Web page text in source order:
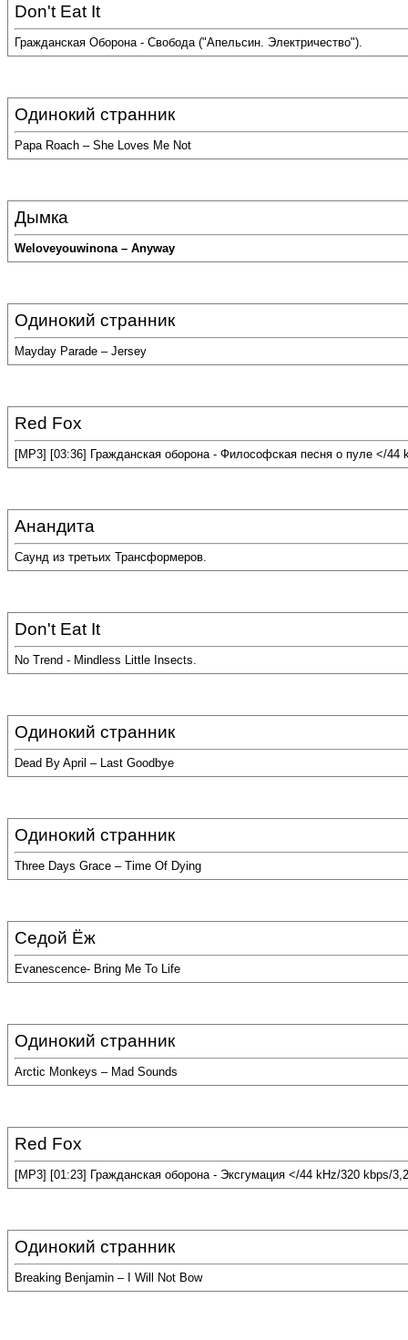
Don't Eat It
Гражданская Оборона - Свобода ("Апельсин. Электричество").
Одинокий странник
Papa Roach – She Loves Me Not
Дымка
Weloveyouwinona – Anyway
Одинокий странник
Mayday Parade – Jersey
Red Fox
[MP3] [03:36] Гражданская оборона - Философская песня о пуле </44
Анандита
Саунд из третьих Трансформеров.
Don't Eat It
No Trend - Mindless Little Insects.
Одинокий странник
Dead By April – Last Goodbye
Одинокий странник
Three Days Grace – Time Of Dying
Седой Ёж
Evanescence- Bring Me To Life
Одинокий странник
Arctic Monkeys – Mad Sounds
Red Fox
[MP3] [01:23] Гражданская оборона - Эксгумация </44 kHz/320 kbps/
Одинокий странник
Breaking Benjamin – I Will Not Bow